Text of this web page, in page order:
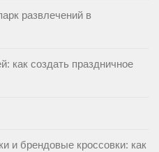
развлечений в
как создать праздничное
и брендовые кроссовки: как